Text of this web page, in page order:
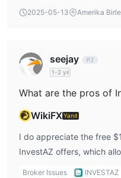
avoid overexposing myself.
2025-05-13
Amerika
seejay
1-2 yıl
What are the pros of
WikiFXYanıt
I do appreciate the free
InvestAZ offers, which
without risking my funds.
Broker Issues INVESTAZ